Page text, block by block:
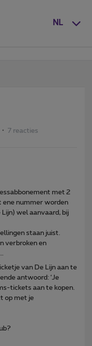
NL
7 reacties
met 2
ene nummer worden
wel aanvaard, bij
staan juist.
verbroken en
van De Lijn aan te
antwoord: ‘Je
tickets aan te kopen.
op met je